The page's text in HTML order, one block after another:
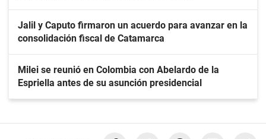
Jalil y Caputo firmaron un acuerdo para avanzar en la
consolidación fiscal de Catamarca
Milei se reunió en Colombia con Abelardo de la
Espriella antes de su asunción presidencial